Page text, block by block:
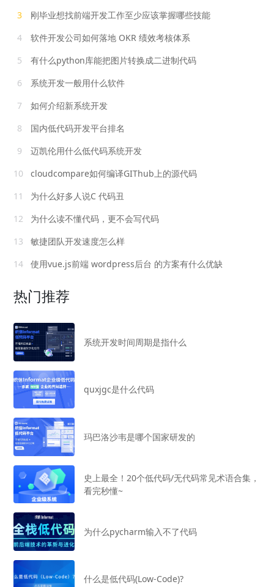
3
刚毕业想找前端开发工作至少应该掌握哪些技能
4
软件开发公司如何落地 OKR 绩效考核体系
5
有什么python库能把图片转换成二进制代码
6
系统开发一般用什么软件
7
如何介绍新系统开发
8
国内低代码开发平台排名
9
迈凯伦用什么低代码系统开发
10
cloudcompare如何编译GIThub上的源代码
11
为什么好多人说C 代码丑
12
为什么读不懂代码，更不会写代码
13
敏捷团队开发速度怎么样
14
使用vue.js前端 wordpress后台 的方案有什么优缺
热门推荐
系统开发时间周期是指什么
quxjgc是什么代码
玛巴洛沙韦是哪个国家研发的
史上最全！20个低代码/无代码常见术语合集，
看完秒懂~
为什么pycharm输入不了代码
什么是低代码(Low-Code)?